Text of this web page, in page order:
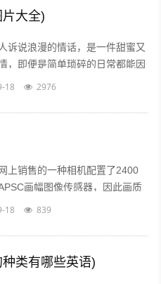
大全)
诉说浪漫的情话，是一件甜蜜又
，即便是简单琐碎的日常都能因
起来下面就给大家分享一些简短
18 2976
上销售的一种相机配置了2400
画幅图像传感器，因此画质
令人信服的相位检测和对比度检
18 839
类有哪些英语)